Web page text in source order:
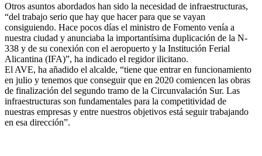
Otros asuntos abordados han sido la necesidad de infraestructuras,
“del trabajo serio que hay que hacer para que se vayan
consiguiendo. Hace pocos días el ministro de Fomento venía a
nuestra ciudad y anunciaba la importantísima duplicación de la N-
338 y de su conexión con el aeropuerto y la Institución Ferial
Alicantina (IFA)”, ha indicado el regidor ilicitano.
El AVE, ha añadido el alcalde, “tiene que entrar en funcionamiento
en julio y tenemos que conseguir que en 2020 comiencen las obras
de finalización del segundo tramo de la Circunvalación Sur. Las
infraestructuras son fundamentales para la competitividad de
nuestras empresas y entre nuestros objetivos está seguir trabajando
en esa dirección”.